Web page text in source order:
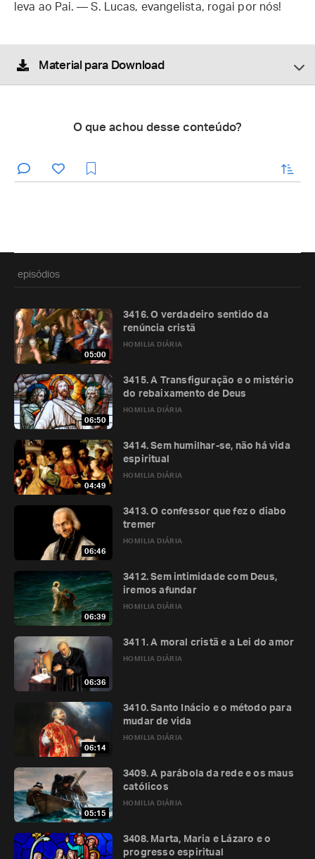
leva ao Pai. — S. Lucas, evangelista, rogai por nós!
Material para Download
O que achou desse conteúdo?
enviar
episódios
05:00
HOMILIA DIÁRIA
3416. O verdadeiro sentido da
renúncia cristã
06:50
HOMILIA DIÁRIA
3415. A Transfiguração e o mistério
do rebaixamento de Deus
04:49
HOMILIA DIÁRIA
3414. Sem humilhar-se, não há vida
espiritual
06:46
HOMILIA DIÁRIA
3413. O confessor que fez o diabo
tremer
06:39
HOMILIA DIÁRIA
3412. Sem intimidade com Deus,
iremos afundar
06:36
HOMILIA DIÁRIA
3411. A moral cristã e a Lei do amor
06:14
HOMILIA DIÁRIA
3410. Santo Inácio e o método para
mudar de vida
05:15
HOMILIA DIÁRIA
3409. A parábola da rede e os maus
católicos
3408. Marta, Maria e Lázaro e o
progresso espiritual